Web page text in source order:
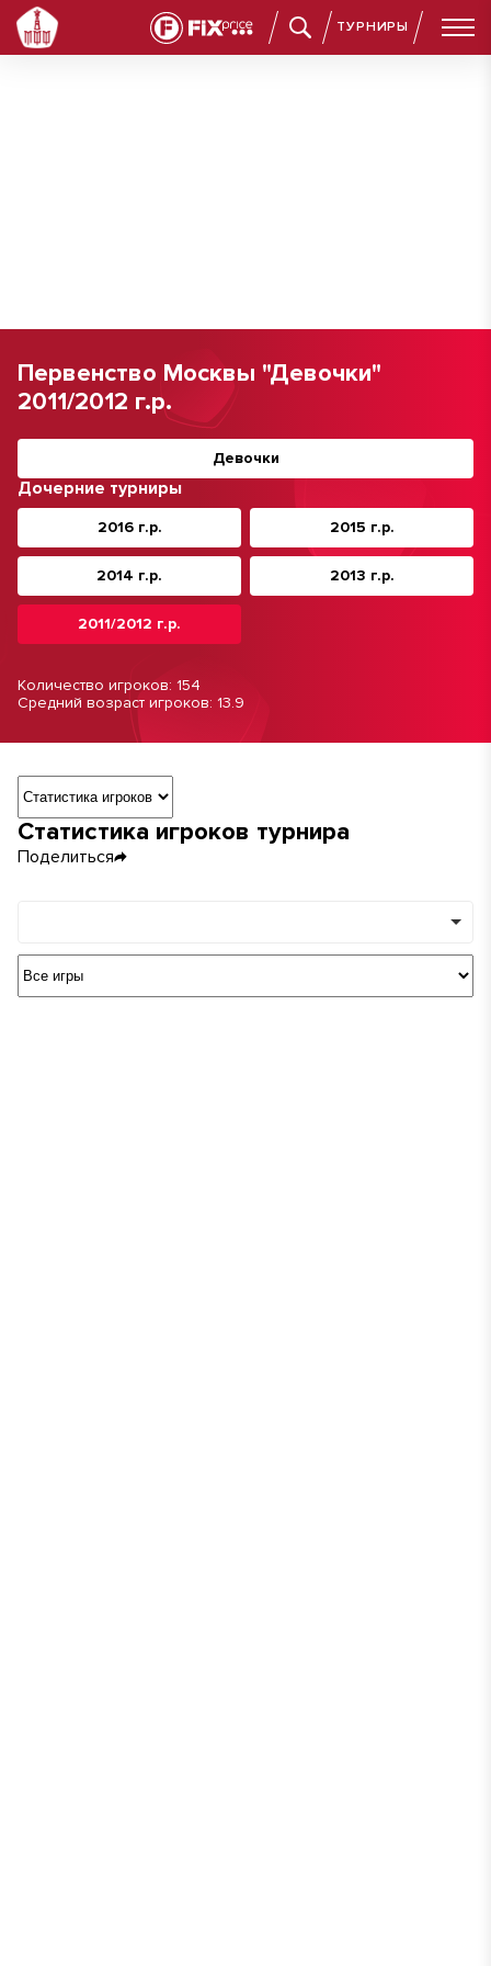
ТУРНИРЫ
Первенство Москвы "Девочки"
2011/2012 г.р.
Девочки
Дочерние турниры
2016 г.р. 2015 г.р.
2014 г.р. 2013 г.р.
2011/2012 г.р.
Количество игроков: 154
Средний возраст игроков: 13.9
Навигация по разделам турнира
Статистика игроков турнира
Поделиться